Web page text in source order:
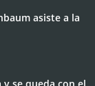
asiste a la
se queda con el